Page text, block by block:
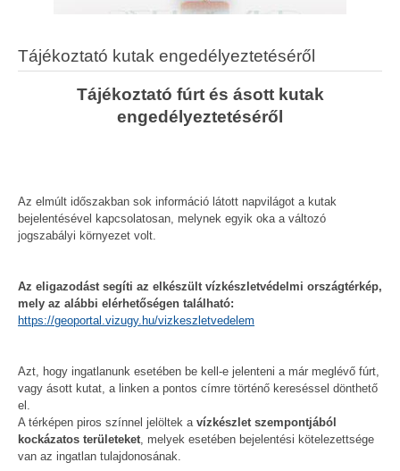
Tájékoztató kutak engedélyeztetéséről
Tájékoztató fúrt és ásott kutak
engedélyeztetéséről
Az elmúlt időszakban sok információ látott napvilágot a kutak
bejelentésével kapcsolatosan, melynek egyik oka a változó
jogszabályi környezet volt.
Az eligazodást segíti az elkészült vízkészletvédelmi országtérkép,
mely az alábbi elérhetőségen található:
https://geoportal.vizugy.hu/vizkeszletvedelem
Azt, hogy ingatlanunk esetében be kell-e jelenteni a már meglévő fúrt,
vagy ásott kutat, a linken a pontos címre történő kereséssel dönthető
el.
A térképen piros színnel jelöltek a vízkészlet szempontjából
kockázatos területeket, melyek esetében bejelentési kötelezettsége
van az ingatlan tulajdonosának.